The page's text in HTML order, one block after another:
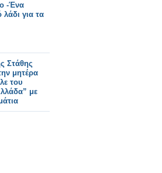
-Ένα
για τα
Στάθης
μητέρα
του
με